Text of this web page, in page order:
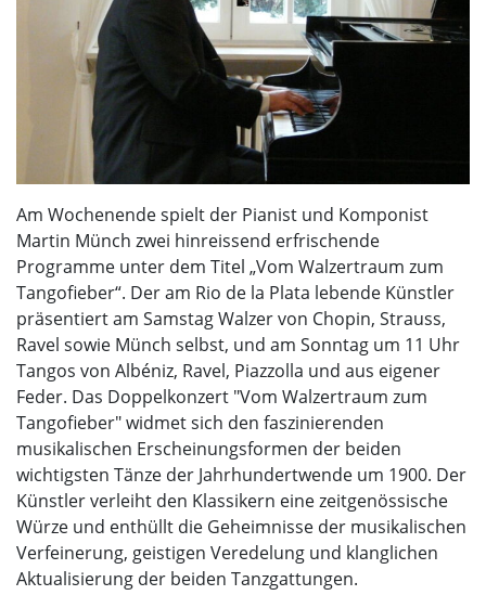
Am Wochenende spielt der Pianist und Komponist
Martin Münch zwei hinreissend erfrischende
Programme unter dem Titel „Vom Walzertraum zum
Tangofieber“. Der am Rio de la Plata lebende Künstler
präsentiert am Samstag Walzer von Chopin, Strauss,
Ravel sowie Münch selbst, und am Sonntag um 11 Uhr
Tangos von Albéniz, Ravel, Piazzolla und aus eigener
Feder. Das Doppelkonzert "Vom Walzertraum zum
Tangofieber" widmet sich den faszinierenden
musikalischen Erscheinungsformen der beiden
wichtigsten Tänze der Jahrhundertwende um 1900. Der
Künstler verleiht den Klassikern eine zeitgenössische
Würze und enthüllt die Geheimnisse der musikalischen
Verfeinerung, geistigen Veredelung und klanglichen
Aktualisierung der beiden Tanzgattungen.